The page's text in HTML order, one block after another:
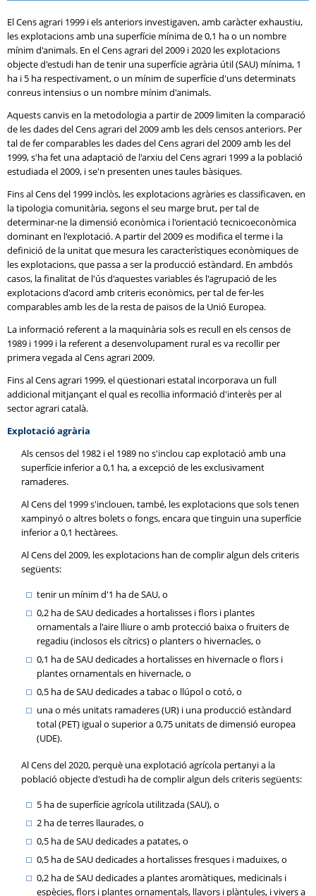
El Cens agrari 1999 i els anteriors investigaven, amb caràcter exhaustiu,
les explotacions amb una superfície mínima de 0,1 ha o un nombre
mínim d'animals. En el Cens agrari del 2009 i 2020 les explotacions
objecte d'estudi han de tenir una superfície agrària útil (SAU) mínima, 1
ha i 5 ha respectivament, o un mínim de superfície d'uns determinats
conreus intensius o un nombre mínim d'animals.
Aquests canvis en la metodologia a partir de 2009 limiten la comparació
de les dades del Cens agrari del 2009 amb les dels censos anteriors. Per
tal de fer comparables les dades del Cens agrari del 2009 amb les del
1999, s'ha fet una adaptació de l'arxiu del Cens agrari 1999 a la població
estudiada el 2009, i se'n presenten unes taules bàsiques.
Fins al Cens del 1999 inclòs, les explotacions agràries es classificaven, en
la tipologia comunitària, segons el seu marge brut, per tal de
determinar-ne la dimensió econòmica i l'orientació tecnicoeconòmica
dominant en l'explotació. A partir del 2009 es modifica el terme i la
definició de la unitat que mesura les característiques econòmiques de
les explotacions, que passa a ser la producció estàndard. En ambdós
casos, la finalitat de l'ús d'aquestes variables és l'agrupació de les
explotacions d'acord amb criteris econòmics, per tal de fer-les
comparables amb les de la resta de països de la Unió Europea.
La informació referent a la maquinària sols es recull en els censos de
1989 i 1999 i la referent a desenvolupament rural es va recollir per
primera vegada al Cens agrari 2009.
Fins al Cens agrari 1999, el qüestionari estatal incorporava un full
addicional mitjançant el qual es recollia informació d'interès per al
sector agrari català.
Explotació agrària
Als censos del 1982 i el 1989 no s'inclou cap explotació amb una
superfície inferior a 0,1 ha, a excepció de les exclusivament
ramaderes.
Al Cens del 1999 s'inclouen, també, les explotacions que sols tenen
xampinyó o altres bolets o fongs, encara que tinguin una superfície
inferior a 0,1 hectàrees.
Al Cens del 2009, les explotacions han de complir algun dels criteris
següents:
tenir un mínim d'1 ha de SAU, o
0,2 ha de SAU dedicades a hortalisses i flors i plantes
ornamentals a l'aire lliure o amb protecció baixa o fruiters de
regadiu (inclosos els cítrics) o planters o hivernacles, o
0,1 ha de SAU dedicades a hortalisses en hivernacle o flors i
plantes ornamentals en hivernacle, o
0,5 ha de SAU dedicades a tabac o llúpol o cotó, o
una o més unitats ramaderes (UR) i una producció estàndard
total (PET) igual o superior a 0,75 unitats de dimensió europea
(UDE).
Al Cens del 2020, perquè una explotació agrícola pertanyi a la
població objecte d'estudi ha de complir algun dels criteris següents:
5 ha de superfície agrícola utilitzada (SAU), o
2 ha de terres llaurades, o
0,5 ha de SAU dedicades a patates, o
0,5 ha de SAU dedicades a hortalisses fresques i maduixes, o
0,2 ha de SAU dedicades a plantes aromàtiques, medicinals i
espècies, flors i plantes ornamentals, llavors i plàntules, i vivers a